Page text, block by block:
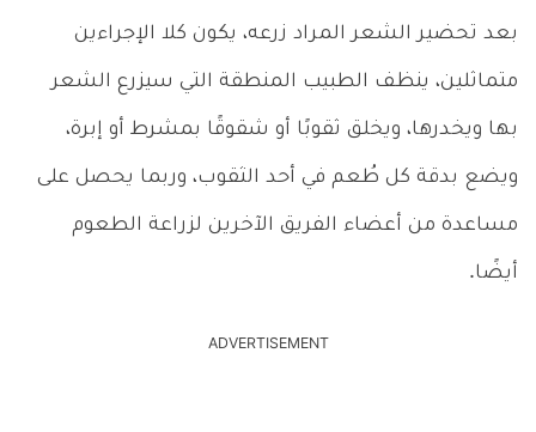
بعد تحضير الشعر المراد زرعه، يكون كلا الإجراءين
متماثلين، ينظف الطبيب المنطقة التي سيزرع الشعر
بها ويخدرها، ويخلق ثقوبًا أو شقوقًا بمشرط أو إبرة،
ويضع بدقة كل طُعم في أحد الثقوب، وربما يحصل على
مساعدة من أعضاء الفريق الآخرين لزراعة الطعوم
أيضًا.
ADVERTISEMENT